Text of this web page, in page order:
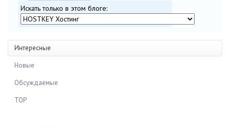
Искать только в этом блоге:
Интересные
Новые
Обсуждаемые
TOP